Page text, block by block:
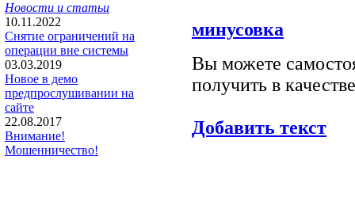
Новости и статьи
10.11.2022
Снятие ограничений на
операции вне системы
03.03.2019
Новое в демо
предпрослушивании на
сайте
22.08.2017
Внимание!
Мошенничество!
минусовка
Вы можете
получить в
Добавить текст